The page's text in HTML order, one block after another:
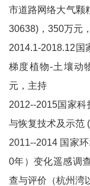
市道路网络大气颗
30638)，350万元
2014.1-2018.12国
梯度植物-土壤动
元，主持
2012--2015国家
与恢复技术及示范
2011--2014 国家
0年）变化遥感调
查与评价（杭州湾